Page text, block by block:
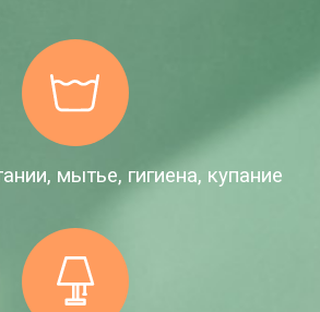
мытье, гигиена, купание